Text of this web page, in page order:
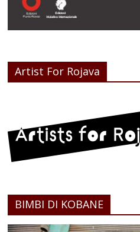
Artist For Rojava
BIMBI DI KOBANE